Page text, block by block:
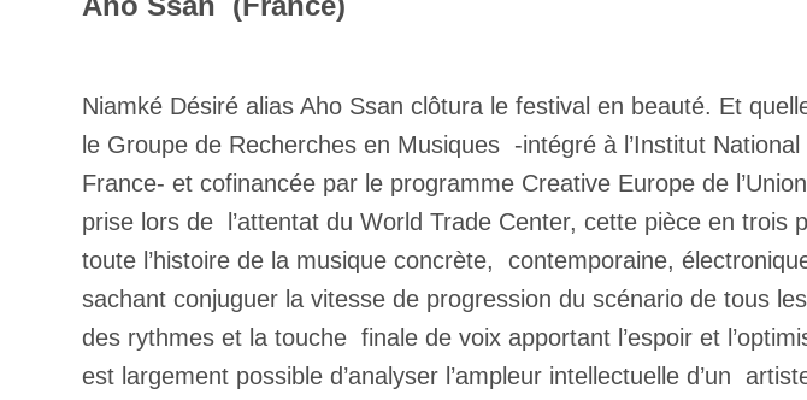
Niamké Désiré alias Aho Ssan clôtura le festival en beauté. Et
le Groupe de Recherches en Musiques -intégré à l’Institut
France- et cofinancée par le programme Creative Europe de
prise lors de l’attentat du World Trade Center, cette pièce en trois
toute l’histoire de la musique concrète, contemporaine,
sachant conjuguer la vitesse de progression du scénario de tous
des rythmes et la touche finale de voix apportant l’espoir et
est largement possible d’analyser l’ampleur intellectuelle d’un